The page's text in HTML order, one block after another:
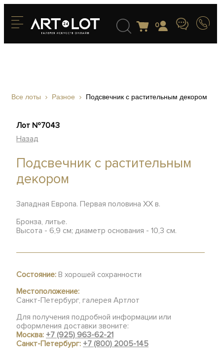
0
Все лоты Разное Подсвечник с растительным декором
Лот №7043
Назад
Подсвечник с растительным
декором
Западная Европа. Первая половина XX в.
Бронза, литье.
Высота - 6,9 см; диаметр основания - 10,3 см.
Состояние: В хорошей сохранности
Местоположение:
Санкт-Петербург, галерея Артлот
Для получения подробной информации или
оформления доставки звоните:
Москва:+7 (925) 963-62-21
Санкт-Петербург:+7 (800) 2005-145